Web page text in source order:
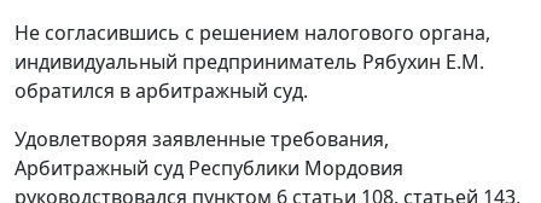
Не согласившись с решением налогового органа,
индивидуальный предприниматель Рябухин Е.М.
обратился в арбитражный суд.
Удовлетворяя заявленные требования,
Арбитражный суд Республики Мордовия
руководствовался пунктом 6 статьи 108, статьей 143,